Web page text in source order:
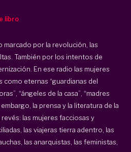
libro
marcado por la revolución, las
También por los intentos de
En ese radio las mujeres
como eternas “guardianas del
“ángeles de la casa”, “madres
la prensa y la literatura de la
las mujeres facciosas y
las viajeras tierra adentro, las
las anarquistas, las feministas,